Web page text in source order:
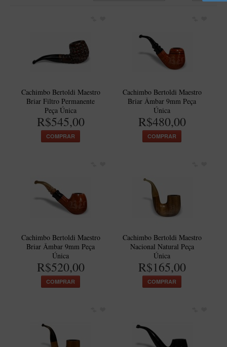
Finamore
Artesão Idelfonso Bertoldi
SUPORTES
Suporte Botinha para 1 cachimbo
Suporte Churchwarden
Suporte Retangular
CACHIMBOS ARTESANAIS BRASILEIROS
Cachimbos Mini
Elite Nº 2
Itália Encerado
Maestro Nacional
Cachimbo Bertoldi Maestro
Briar Filtro Permanente
Peça Única
R$545,00
COMPRAR
Cachimbo Bertoldi Maestro
Briar Âmbar 9mm Peça
Única
R$480,00
COMPRAR
Cachimbo Bertoldi Maestro
Briar Âmbar 9mm Peça
Única
R$520,00
COMPRAR
Cachimbo Bertoldi Maestro
Nacional Natural Peça
Única
R$165,00
COMPRAR